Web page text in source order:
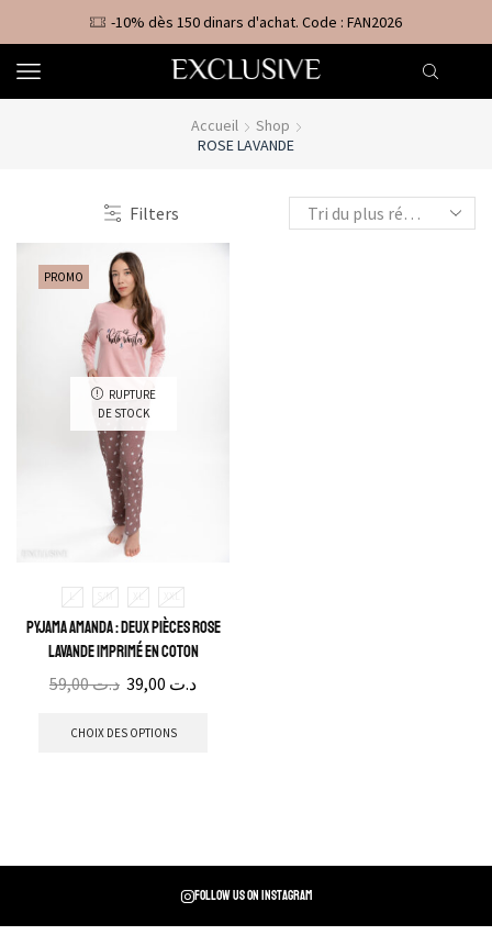
-10% dès 150 dinars d'achat. Code : FAN2026
Accueil
Shop
ROSE LAVANDE
Filters
PROMO
RUPTURE
DE STOCK
L S/M XL XXL
Pyjama Amanda : Deux pièces rose
lavande imprimé en coton
د.ت59,00 د.ت
CHOIX DES OPTIONS
Follow us on instagram